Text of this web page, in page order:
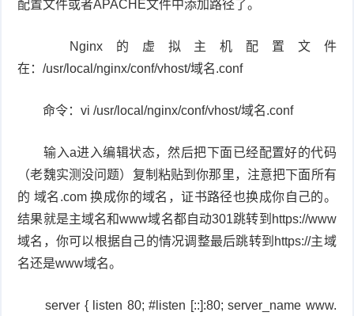
配置文件或者APACHE文件中添加路径了。
Nginx的虚拟主机配置文件
在：/usr/local/nginx/conf/vhost/域名.conf
命令：vi /usr/local/nginx/conf/vhost/域名.conf
输入a进入编辑状态，然后把下面已经配置好的代码
（老魏实测没问题）复制粘贴到你那里，注意把下面所有
的 域名.com 换成你的域名，证书路径也换成你自己的。
结果就是主域名和www域名都自动301跳转到https://www
域名，你可以根据自己的情况调整最后跳转到https://主域
名还是www域名。
server { listen 80; #listen [::]:80; server_name www.